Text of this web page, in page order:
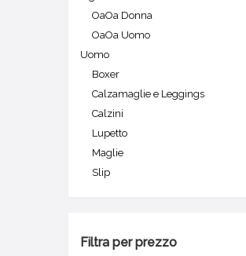
OaOa Donna
OaOa Uomo
Uomo
Boxer
Calzamaglie e Leggings
Calzini
Lupetto
Maglie
Slip
Filtra per prezzo